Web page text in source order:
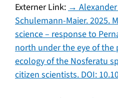
Externer Link: → Alexander
Schulemann-Maier. 2025.
science – response to
north under the eye of the
ecology of the Nosferatu
citizen scientists. DOI: